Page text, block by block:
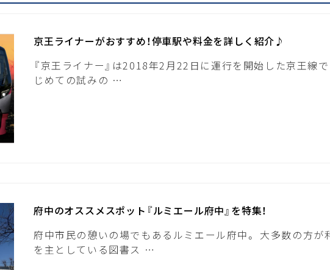
京王ライナーがおすすめ！停車駅や料金を詳しく紹介♪
『京王ライナー』は2018年2月22日に運行を開始した京王線
じめての試みの …
府中のオススメスポット『ルミエール府中』を特集！
府中市民の憩いの場でもあるルミエール府中。 大多数の方が
を主としている図書ス …